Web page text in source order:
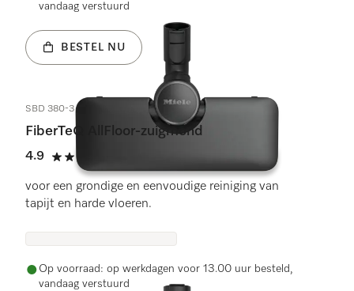
vandaag verstuurd
BESTEL NU
SBD 380-3
FiberTeQ AllFloor-zuigmond
4.9
4.9 sterren op 5
voor een grondige en eenvoudige reiniging van
tapijt en harde vloeren.
Op voorraad: op werkdagen voor 13.00 uur besteld,
vandaag verstuurd